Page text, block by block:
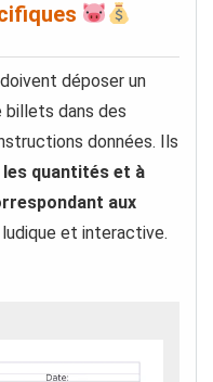
déposer un
billets dans des
données. Ils
quantités et à
aux
et interactive.